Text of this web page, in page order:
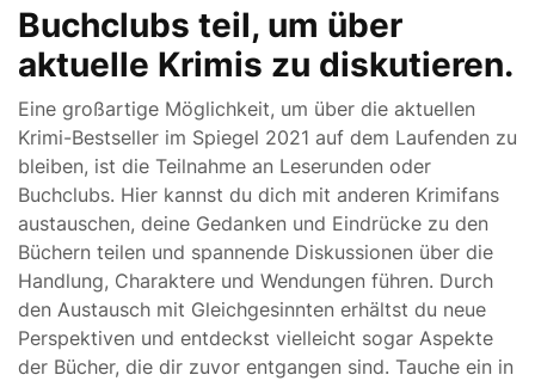
Buchclubs teil, um über
aktuelle Krimis zu diskutieren.
Eine großartige Möglichkeit, um über die aktuellen
Krimi-Bestseller im Spiegel 2021 auf dem Laufenden zu
bleiben, ist die Teilnahme an Leserunden oder
Buchclubs. Hier kannst du dich mit anderen Krimifans
austauschen, deine Gedanken und Eindrücke zu den
Büchern teilen und spannende Diskussionen über die
Handlung, Charaktere und Wendungen führen. Durch
den Austausch mit Gleichgesinnten erhältst du neue
Perspektiven und entdeckst vielleicht sogar Aspekte
der Bücher, die dir zuvor entgangen sind. Tauche ein in